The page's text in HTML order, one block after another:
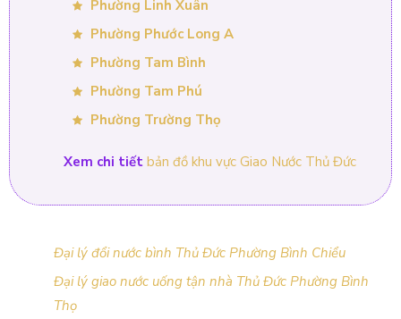
Phường Linh Xuân
Phường Phước Long A
Phường Tam Bình
Phường Tam Phú
Phường Trường Thọ
Xem chi tiết bản đồ khu vực Giao Nước Thủ Đức
Đại lý đổi nước bình Thủ Đức Phường Bình Chiểu
Đại lý giao nước uống tận nhà Thủ Đức Phường Bình
Thọ